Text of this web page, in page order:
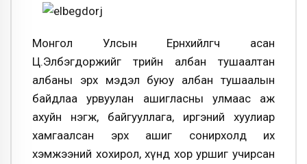
Монгол Улсын Ерөнхийлөгч асан
Ц.Элбэгдоржийг төрийн албан тушаалтан
албаны эрх мэдэл буюу албан тушаалын
байдлаа урвуулан ашигласны улмаас аж
ахуйн нэгж, байгууллага, иргэний хуулиар
хамгаалсан эрх ашиг сонирхолд их
хэмжээний хохирол, хүнд хор уршиг учирсан